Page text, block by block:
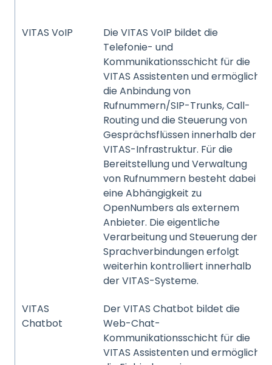
VITAS VoIP
Die VITAS VoIP bildet die
Telefonie- und
Kommunikationsschicht für die
VITAS Assistenten und ermöglicht
die Anbindung von
Rufnummern/SIP-Trunks, Call-
Routing und die Steuerung von
Gesprächsflüssen innerhalb der
VITAS-Infrastruktur. Für die
Bereitstellung und Verwaltung
von Rufnummern besteht dabei
eine Abhängigkeit zu
OpenNumbers als externem
Anbieter. Die eigentliche
Verarbeitung und Steuerung der
Sprachverbindungen erfolgt
weiterhin kontrolliert innerhalb
der VITAS-Systeme.
VITAS
Chatbot
Der VITAS Chatbot bildet die
Web-Chat-
Kommunikationsschicht für die
VITAS Assistenten und ermöglicht